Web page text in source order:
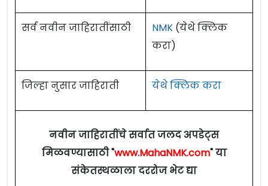
सर्व नवीन जाहिरातींसाठी NMK (येथे क्लिक
करा)
जिल्हा नुसार जाहिराती येथे क्लिक करा
नवीन जाहिरातींचे सर्वात जलद अपडेट्स
मिळवण्यासाठी "www.MahaNMK.com" या
संकेतस्थळाला दररोज भेट द्या